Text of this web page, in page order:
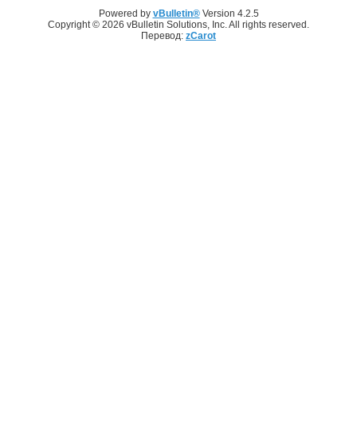
Powered by vBulletin®Version 4.2.5
Copyright © 2026 vBulletin Solutions, Inc. All rights reserved.
Перевод: zCarot